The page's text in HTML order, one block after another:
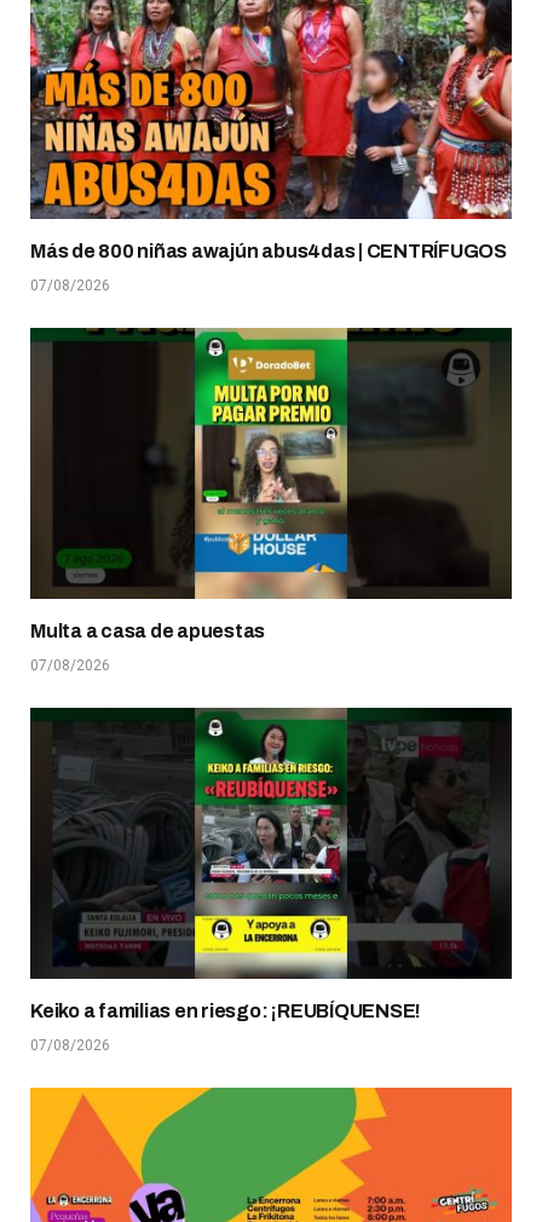
Más de 800 niñas awajún abus4das | CENTRÍFUGOS
07/08/2026
Multa a casa de apuestas
07/08/2026
Keiko a familias en riesgo: ¡REUBÍQUENSE!
07/08/2026